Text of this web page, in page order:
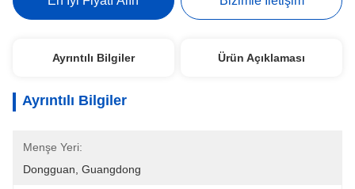
Ayrıntılı Bilgiler Ürün Açıklaması
Ayrıntılı Bilgiler
Menşe Yeri:
Dongguan, Guangdong